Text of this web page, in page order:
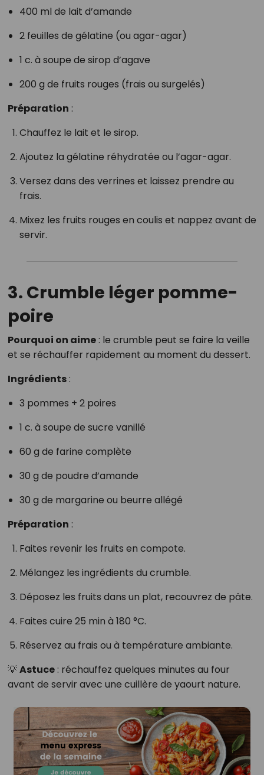
400 ml de lait d’amande
2 feuilles de gélatine (ou agar-agar)
1 c. à soupe de sirop d’agave
200 g de fruits rouges (frais ou surgelés)
Préparation :
Chauffez le lait et le sirop.
Ajoutez la gélatine réhydratée ou l’agar-agar.
Versez dans des verrines et laissez prendre au
frais.
Mixez les fruits rouges en coulis et nappez avant de
servir.
3. Crumble léger pomme-
poire
Pourquoi on aime: le crumble peut se faire la veille
et se réchauffer rapidement au moment du dessert.
Ingrédients:
3 pommes + 2 poires
1 c. à soupe de sucre vanillé
60 g de farine complète
30 g de poudre d’amande
30 g de margarine ou beurre allégé
Préparation :
Faites revenir les fruits en compote.
Mélangez les ingrédients du crumble.
Déposez les fruits dans un plat, recouvrez de pâte.
Faites cuire 25 min à 180 °C.
Réservez au frais ou à température ambiante.
💡Astuce: réchauffez quelques minutes au four
avant de servir avec une cuillère de yaourt nature.